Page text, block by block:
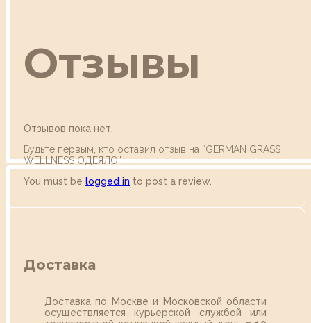
Отзывы
Отзывов пока нет.
Будьте первым, кто оставил отзыв на “GERMAN GRASS
WELLNESS ОДЕЯЛО”
You must be logged in to post a review.
Доставка
Доставка по Москве и Московской области
осуществляется курьерской службой или